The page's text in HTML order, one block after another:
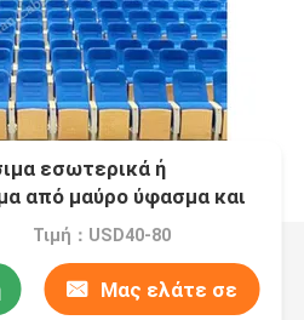
εσωτερικά ή
από μαύρο ύφασμα και
Τιμή：USD40-80
Μας ελάτε σε